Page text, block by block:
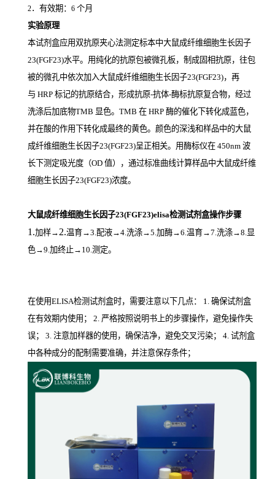
2．有效期： 6 个月
实验原理
本试剂盒应用双抗原夹心法测定标本中大鼠成纤维细胞生长因子
23(FGF23)水平。用纯化的抗原包被微孔板，制成固相抗原，往包
被的微孔中依次加入大鼠成纤维细胞生长因子23(FGF23)，再
与 HRP 标记的抗原结合，形成抗原-抗体-酶标抗原复合物，经过
洗涤后加底物TMB 显色。 TMB 在 HRP 酶的催化下转化成蓝色，
并在酸的作用下转化成最终的黄色。颜色的深浅和样品中的大鼠
成纤维细胞生长因子23(FGF23)呈正相关。用酶标仪在 450nm 波
长下测定吸光度（OD 值），通过标准曲线计算样品中大鼠成纤维
细胞生长因子23(FGF23)浓度。
大鼠成纤维细胞生长因子23(FGF23)elisa检测试剂盒操作步骤
1.加样→ 2.温育→3.配液→4.洗涤→5.加酶→6.温育→7.洗涤→8.显
色→9.加终止→10.测定。
在使用ELISA检测试剂盒时，需要注意以下几点： 1. 确保试剂盒
在有效期内使用； 2. 严格按照说明书上的步骤操作，避免操作失
误； 3. 注意加样器的使用，确保洁净，避免交叉污染； 4. 试剂盒
中各种成分的配制需要准确，并注意保存条件；